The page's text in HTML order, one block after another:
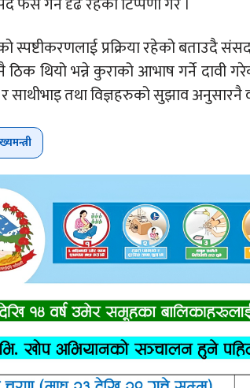
स्पष्टीकरणलाई प्रक्रिया रहेको बताउदै
ठिक थियो भन्ने कुराको आभाष गर्ने
र साथीभाइ तथा विज्ञहरुको सुझाव